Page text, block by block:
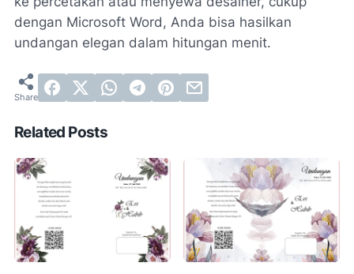
dengan Microsoft Word, Anda bisa hasilkan
undangan elegan dalam hitungan menit.
Related Posts